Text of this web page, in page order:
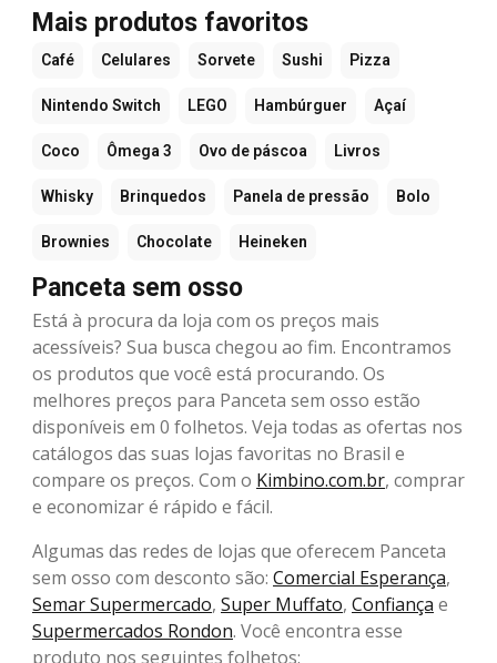
Mais produtos favoritos
Café Celulares Sorvete Sushi Pizza
Nintendo Switch LEGO Hambúrguer Açaí
Coco Ômega 3 Ovo de páscoa Livros
Whisky Brinquedos Panela de pressão Bolo
Brownies Chocolate Heineken
Panceta sem osso
Está à procura da loja com os preços mais
acessíveis? Sua busca chegou ao fim. Encontramos
os produtos que você está procurando. Os
melhores preços para Panceta sem osso estão
disponíveis em 0 folhetos. Veja todas as ofertas nos
catálogos das suas lojas favoritas no Brasil e
compare os preços. Com o Kimbino.com.br, comprar
e economizar é rápido e fácil.
Algumas das redes de lojas que oferecem Panceta
sem osso com desconto são: Comercial Esperança,
Semar Supermercado, Super Muffato, Confiança e
Supermercados Rondon. Você encontra esse
produto nos seguintes folhetos: